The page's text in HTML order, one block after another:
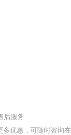
后服务
优惠，可随时咨询